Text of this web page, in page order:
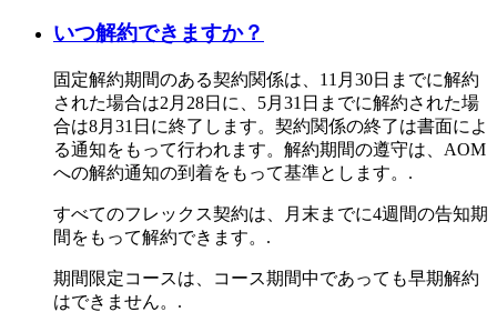
いつ解約できますか？
固定解約期間のある契約関係は、11月30日までに解約
された場合は2月28日に、5月31日までに解約された場
合は8月31日に終了します。契約関係の終了は書面によ
る通知をもって行われます。解約期間の遵守は、AOM
への解約通知の到着をもって基準とします。.
すべてのフレックス契約は、月末までに4週間の告知期
間をもって解約できます。.
期間限定コースは、コース期間中であっても早期解約
はできません。.